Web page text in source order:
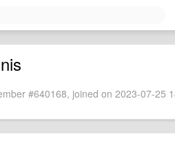
#640168, joined on 2023-07-25